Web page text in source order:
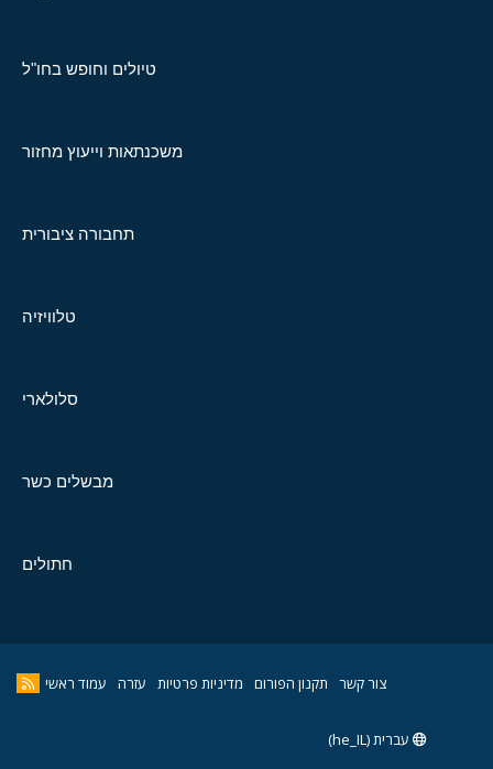
טיולים וחופש בחו"ל
משכנתאות וייעוץ מחזור
תחבורה ציבורית
טלוויזיה
סלולארי
מבשלים כשר
חתולים
צור קשר תקנון הפורום מדיניות פרטיות עזרה עמוד ראשי
עברית (he_IL)